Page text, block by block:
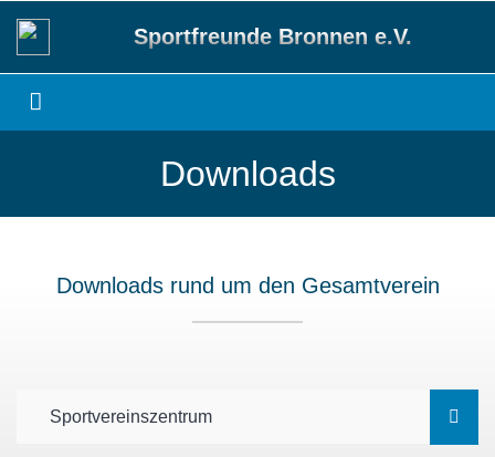
Sportfreunde Bronnen e.V.
Downloads
Downloads rund um den Gesamtverein
Sportvereinszentrum